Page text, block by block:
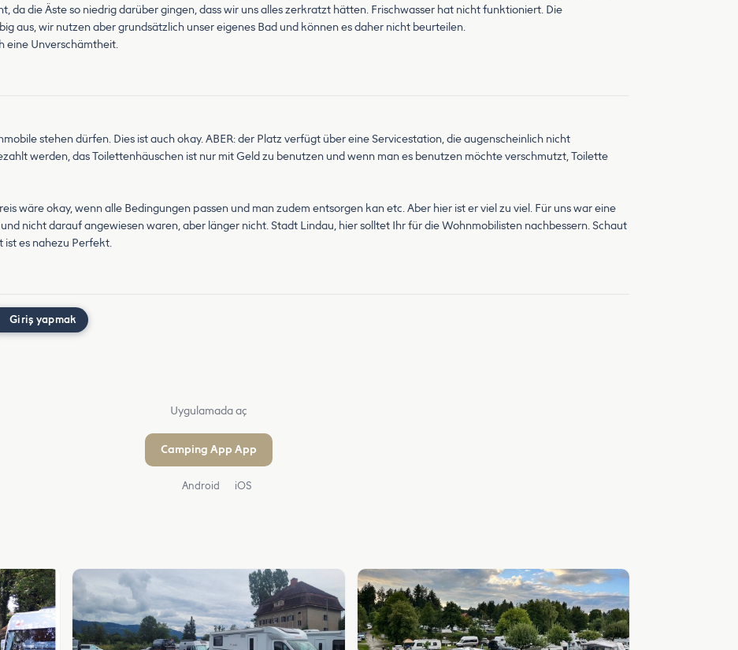
da die Äste so niedrig darüber gingen, dass wir uns alles zerkratzt hätten. Frischwasser hat nicht funktioniert. Die
aus, wir nutzen aber grundsätzlich unser eigenes Bad und können es daher nicht beurteilen.
eine Unverschämtheit.
stehen dürfen. Dies ist auch okay. ABER: der Platz verfügt über eine Servicestation, die augenscheinlich nicht
werden, das Toilettenhäuschen ist nur mit Geld zu benutzen und wenn man es benutzen möchte verschmutzt, Toilette
wäre okay, wenn alle Bedingungen passen und man zudem entsorgen kan etc. Aber hier ist er viel zu viel. Für uns war eine
nicht darauf angewiesen waren, aber länger nicht. Stadt Lindau, hier solltet Ihr für die Wohnmobilisten nachbessern. Schaut
ist es nahezu Perfekt.
Giriş yapmak
Uygulamada aç
Camping App App
Android iOS